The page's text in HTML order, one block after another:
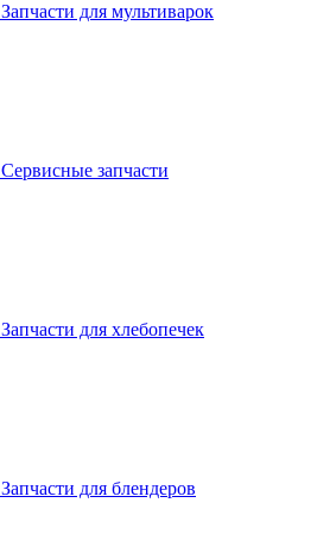
Запчасти для мультиварок
Сервисные запчасти
Запчасти для хлебопечек
Запчасти для блендеров